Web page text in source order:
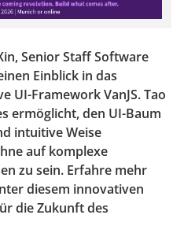
Senior Staff Software
Einblick in das
UI-Framework VanJS. Tao
ermöglicht, den UI-Baum
intuitive Weise
auf komplexe
zu sein. Erfahre mehr
diesem innovativen
die Zukunft des